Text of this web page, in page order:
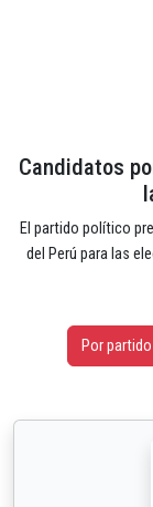
Candidatos
El partido político
del Perú para las
Por